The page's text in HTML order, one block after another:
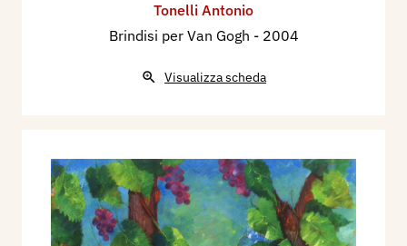
Tonelli Antonio
Brindisi per Van Gogh - 2004
Visualizza scheda